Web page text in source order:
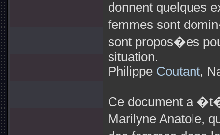
donnent quelques
femmes sont
sont propos�es
situation.
Philippe Coutant,
Ce document a
Marilyne Anatole,